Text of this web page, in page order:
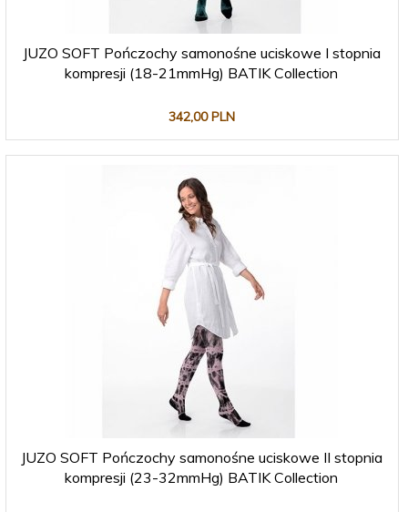
JUZO SOFT Pończochy samonośne uciskowe I stopnia
kompresji (18-21mmHg) BATIK Collection
342,00 PLN
JUZO SOFT Pończochy samonośne uciskowe II stopnia
kompresji (23-32mmHg) BATIK Collection